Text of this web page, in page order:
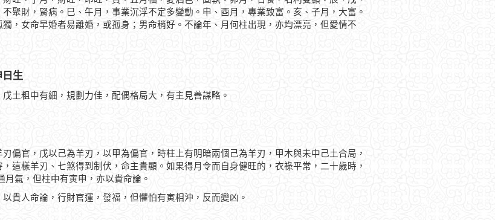
聚財，腎病。巳、午月，事業沉浮不定多變動。申、酉月，專業致富。亥、子月，大富。
女命早婚者易離婚，或孤身；男命稍好。不論年、月何柱出現，亦均漂亮，但愛情不
日生
土粗中有細，規劃力佳，配偶格局大，有主見善謀略。
偏官，戊以己為羊刃，以甲為偏官，時柱上有明暗兩個己為羊刃，甲木與未中己土合局，
這樣羊刃、七煞得到制伏，命主貴顯。如果得月令而自身健旺的，衣祿平常，二十歲時，
月氣，但柱中有寅申，亦以貴命論。
貴人命論，行財官運，發福，但懼怕有寅相沖，反而變凶。